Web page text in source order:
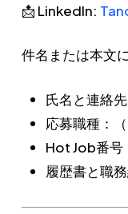
📩 LinkedIn:
件名または本文
氏名と連絡先
応募職種：（
Hot Job番号
履歴書と職